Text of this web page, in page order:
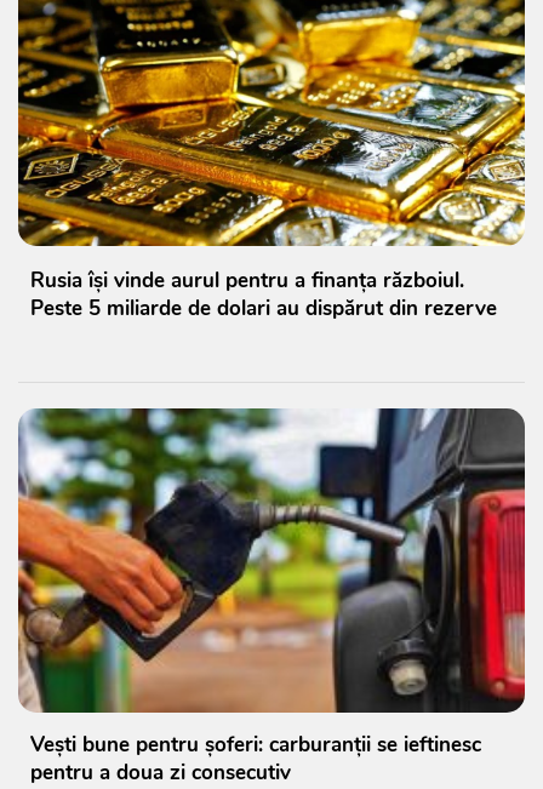
Rusia își vinde aurul pentru a finanța războiul.
Peste 5 miliarde de dolari au dispărut din rezerve
Vești bune pentru șoferi: carburanții se ieftinesc
pentru a doua zi consecutiv